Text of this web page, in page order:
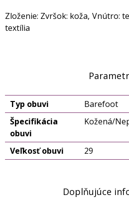
Zloženie: Zvršok: koža, Vnútro:
textília
Typ obuvi
Barefoot
Špecifikácia
obuvi
Kožená/
Veľkosť obuvi 29
Doplňujúce